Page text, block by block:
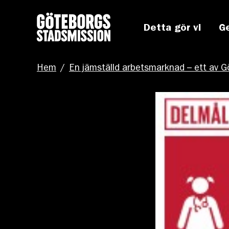
Detta gör vi
Hem / En jämställd arbetsmarknad – ett av